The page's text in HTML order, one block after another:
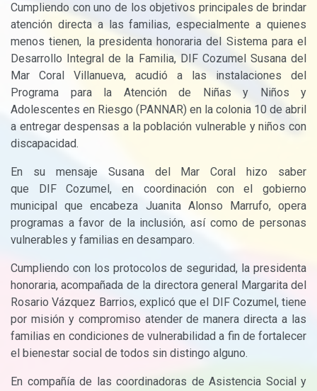
Cumpliendo con uno de los objetivos principales de brindar
atención directa a las familias, especialmente a quienes
menos tienen, la presidenta honoraria del Sistema para el
Desarrollo Integral de la Familia, DIFCozumel Susana del
Mar Coral Villanueva, acudió a las instalaciones del
Programa para la Atención de Niñas y Niños y
Adolescentes en Riesgo (PANNAR) en la colonia 10 de abril
a entregar despensas a la población vulnerable y niños con
discapacidad.
En su mensaje Susana del Mar Coral hizo saber
que
DIFCozumel, en coordinación con el gobierno
municipal que encabeza Juanita Alonso Marrufo, opera
programas a favor de la inclusión, así como de personas
vulnerables y familias en desamparo.
Cumpliendo con los protocolos de seguridad, la presidenta
honoraria, acompañada de la directora general Margarita del
Rosario Vázquez Barrios, explicó que el
DIFCozumel, tiene
por misión y compromiso atender de manera directa a las
familias en condiciones de vulnerabilidad a fin de fortalecer
el bienestar social de todos sin distingo alguno.
En compañía de las coordinadoras de Asistencia Social y